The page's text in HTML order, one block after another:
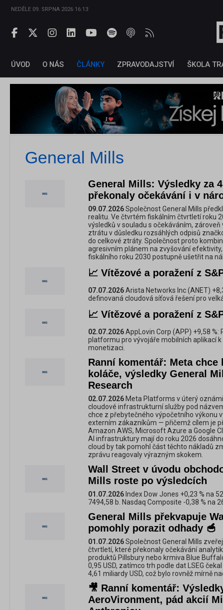
NEDĚLE 09. SRPNA 2026 16:13
ÚVOD O NÁS ČLÁNKY ZPRAVODAJSTVÍ ŠKOLA
General Mills
General Mills: Výsledky za
překonaly očekávání i v
09.07.2026Společnost General Mills
realitu. Ve čtvrtém fiskálním čtvrtletí roku
výsledků v souladu s očekáváním,
ztrátu v důsledku rozsáhlých odpisů
do celkové ztráty. Společnost proto
agresivním plánem na zvyšování
fiskálního roku 2030 postupně ušetřit na
📈 Vítězové a poražení z
07.07.2026Arista Networks Inc (ANET)
definovaná cloudová síťová řešení pro
📈 Vítězové a poražení z
02.07.2026AppLovin Corp (APP) +9,58
platformu pro vývojáře mobilních aplikací
monetizaci.
Ranní komentář: Meta
koláče, výsledky General
Research
02.07.2026 Meta Platforms v úterý
cloudové infrastrukturní služby pod
chce z přebytečného výpočetního výkonu
externím zákazníkům — přičemž cílem je
Amazon AWS, Microsoft Azure a Google
AI infrastruktury mají do roku 2026
cloud by tak pomohl část těchto nákladů
zprávu reagovaly výrazným skokem.
Wall Street v úvodu
Mills roste po výsledcích
01.07.2026 Index Dow Jones +0,23 % na
7494,58 b. Nasdaq Composite -0,38 % na
General Mills překvapuje
pomohly porazit odhady 🥣
01.07.2026Společnost General Mills
čtvrtletí, které překonaly očekávání
produktů Pillsbury nebo krmiva Blue
0,95 USD, zatímco trh podle dat LSEG
4,61 miliardy USD, což bylo rovněž mírně
🎥 Ranní komentář:
AeroVironment, pád akcií